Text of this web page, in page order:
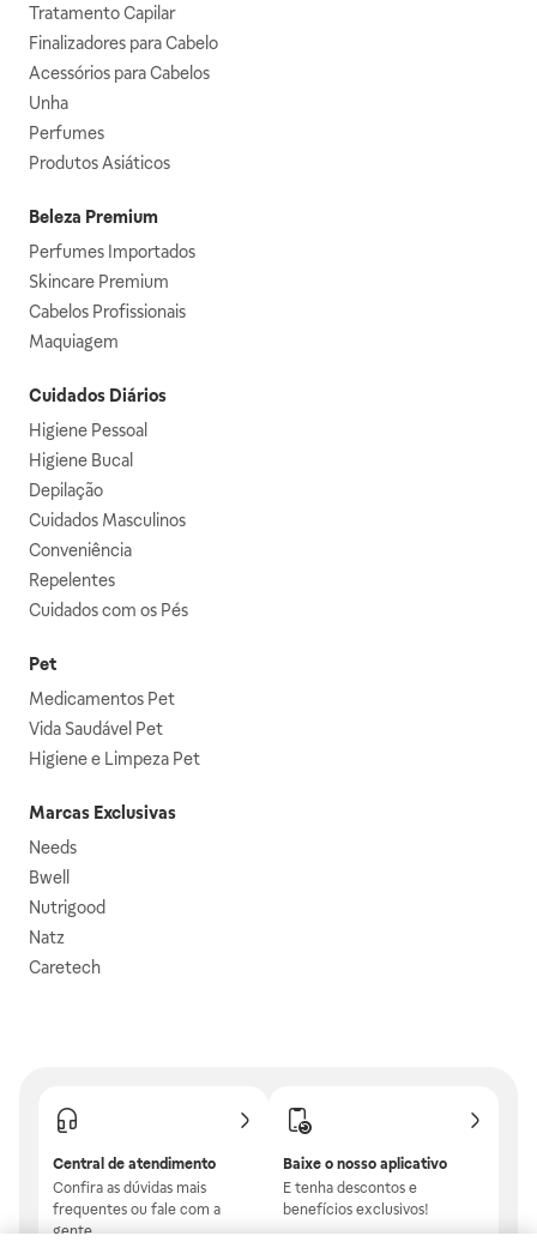
Tratamento Capilar
Finalizadores para Cabelo
Acessórios para Cabelos
Unha
Perfumes
Produtos Asiáticos
Beleza Premium
Perfumes Importados
Skincare Premium
Cabelos Profissionais
Maquiagem
Cuidados Diários
Higiene Pessoal
Higiene Bucal
Depilação
Cuidados Masculinos
Conveniência
Repelentes
Cuidados com os Pés
Pet
Medicamentos Pet
Vida Saudável Pet
Higiene e Limpeza Pet
Marcas Exclusivas
Needs
Bwell
Nutrigood
Natz
Caretech
Central de atendimento
Confira as dúvidas mais
frequentes ou fale com a
gente.
Baixe o nosso aplicativo
E tenha descontos e
benefícios exclusivos!